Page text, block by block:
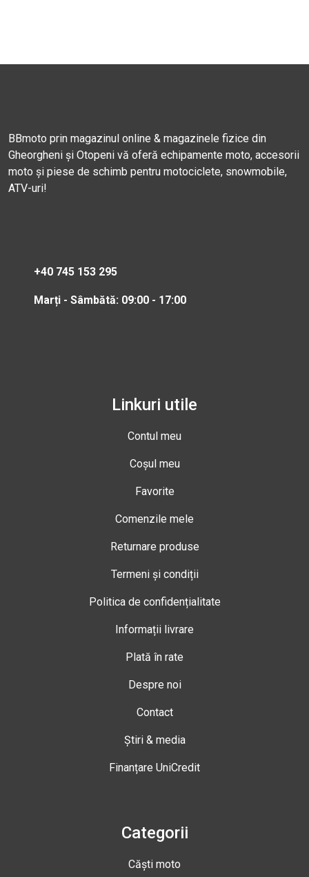
BBmoto prin magazinul online & magazinele fizice din
Gheorgheni și Otopeni vă oferă echipamente moto, accesorii
moto și piese de schimb pentru motociclete, snowmobile,
ATV-uri!
+40 745 153 295
Marți - Sâmbătă: 09:00 - 17:00
Linkuri utile
Contul meu
Coșul meu
Favorite
Comenzile mele
Returnare produse
Termeni și condiții
Politica de confidențialitate
Informații livrare
Plată în rate
Despre noi
Contact
Știri & media
Finanțare UniCredit
Categorii
Căști moto